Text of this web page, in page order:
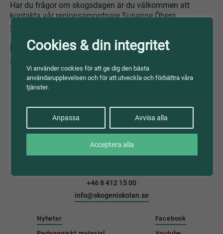
Cookies & din integritet
Vi använder cookies för att ge dig den bästa
användarupplevelsen och för att utveckla och förbättra våra
tjänster.
Anpassa Avvisa alla
Acceptera alla
Har du frågor om skogsdagen är du välkommen att
kontakta vår regionsamordnare Susanne Öberg,
susanne@susanneoberg.com
Nominera din klass
Sista datum för nominering har passerat.
Skogen i Skolan
Föreningen Skogen
Box 7022
+46 8 412 15 00
info@skogeniskolan.se
Nyheter
Facebook